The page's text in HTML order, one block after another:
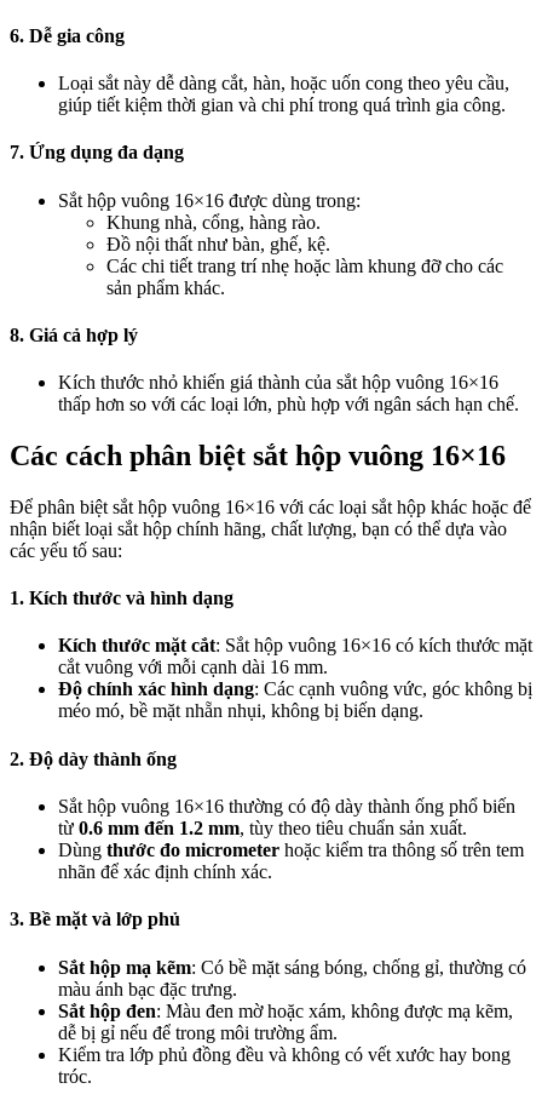
6. Dễ gia công
Loại sắt này dễ dàng cắt, hàn, hoặc uốn cong theo yêu cầu,
giúp tiết kiệm thời gian và chi phí trong quá trình gia công.
7. Ứng dụng đa dạng
Sắt hộp vuông 16×16 được dùng trong:
Khung nhà, cổng, hàng rào.
Đồ nội thất như bàn, ghế, kệ.
Các chi tiết trang trí nhẹ hoặc làm khung đỡ cho các
sản phẩm khác.
8. Giá cả hợp lý
Kích thước nhỏ khiến giá thành của sắt hộp vuông 16×16
thấp hơn so với các loại lớn, phù hợp với ngân sách hạn chế.
Các cách phân biệt sắt hộp vuông 16×16
Để phân biệt sắt hộp vuông 16×16 với các loại sắt hộp khác hoặc để
nhận biết loại sắt hộp chính hãng, chất lượng, bạn có thể dựa vào
các yếu tố sau:
1. Kích thước và hình dạng
Kích thước mặt cắt: Sắt hộp vuông 16×16 có kích thước mặt
cắt vuông với mỗi cạnh dài 16 mm.
Độ chính xác hình dạng: Các cạnh vuông vức, góc không bị
méo mó, bề mặt nhẵn nhụi, không bị biến dạng.
2. Độ dày thành ống
Sắt hộp vuông 16×16 thường có độ dày thành ống phổ biến
từ 0.6 mm đến 1.2 mm, tùy theo tiêu chuẩn sản xuất.
Dùng thước đo micrometer hoặc kiểm tra thông số trên tem
nhãn để xác định chính xác.
3. Bề mặt và lớp phủ
Sắt hộp mạ kẽm: Có bề mặt sáng bóng, chống gỉ, thường có
màu ánh bạc đặc trưng.
Sắt hộp đen: Màu đen mờ hoặc xám, không được mạ kẽm,
dễ bị gỉ nếu để trong môi trường ẩm.
Kiểm tra lớp phủ đồng đều và không có vết xước hay bong
tróc.